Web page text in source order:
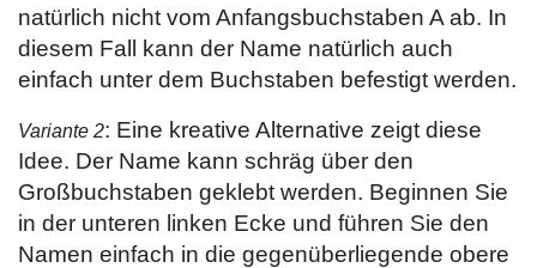
natürlich nicht vom Anfangsbuchstaben A ab. In
diesem Fall kann der Name natürlich auch
einfach unter dem Buchstaben befestigt werden.
Variante 2: Eine kreative Alternative zeigt diese
Idee. Der Name kann schräg über den
Großbuchstaben geklebt werden. Beginnen Sie
in der unteren linken Ecke und führen Sie den
Namen einfach in die gegenüberliegende obere